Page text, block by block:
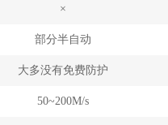
×
部分半自动
大多没有免费防护
50~200M/s